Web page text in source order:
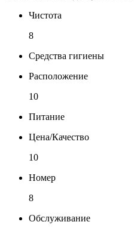
Чистота
8
Средства гигиены
Расположение
10
Питание
Цена/Качество
10
Номер
8
Обслуживание